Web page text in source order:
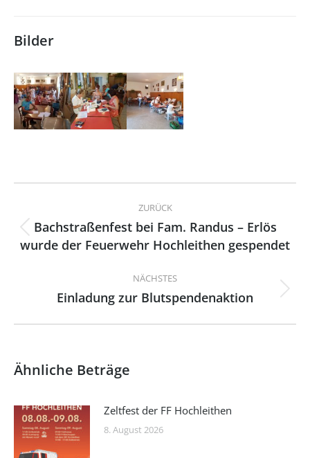
Bilder
Kommentarnavigation
ZURÜCK
Vorheriger
Beitrag:
Bachstraßenfest bei Fam. Randus – Erlös
wurde der Feuerwehr Hochleithen gespendet
NÄCHSTES
Nächster
Einladung zur Blutspendenaktion
Ähnliche Beträge
Zeltfest der FF Hochleithen
8. August 2026